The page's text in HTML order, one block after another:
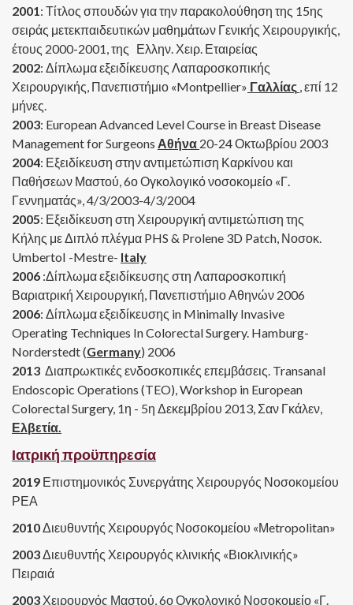
2001 : Τίτλος σπουδών για την παρακολούθηση της 15ης
σειράς μετεκπαιδευτικών μαθημάτων Γενικής Χειρουργικής,
έτους 2000-2001, της Ελλην. Χειρ. Εταιρείας
2002: Δίπλωμα εξειδίκευσης Λαπαροσκοπικής
Χειρουργικής, Πανεπιστήμιο «Montpellier» Γαλλίας , επί 12
μήνες.
2003: European Advanced Level Course in Breast Disease
Management for Surgeons Αθήνα 20-24 Οκτωβρίου 2003
2004: Εξειδίκευση στην αντιμετώπιση Καρκίνου και
Παθήσεων Μαστού, 6ο Ογκολογικό νοσοκομείο «Γ.
Γεννηματάς», 4/3/2003-4/3/2004
2005: Εξειδίκευση στη Χειρουργική αντιμετώπιση της
Κήλης με Διπλό πλέγμα PHS & Prolene 3D Patch, Νοσοκ.
UmbertoI -Mestre- Italy
2006 :Δίπλωμα εξειδίκευσης στη Λαπαροσκοπική
Βαριατρική Χειρουργική, Πανεπιστήμιο Αθηνών 2006
2006: Δίπλωμα εξειδίκευσης in Minimally Invasive
Operating Techniques In Colorectal Surgery. Hamburg-
Norderstedt (Germany) 2006
2013 Διαπρωκτικές ενδοσκοπικές επεμβάσεις. Transanal
Endoscopic Operations (TEO), Workshop in European
Colorectal Surgery, 1η - 5η Δεκεμβρίου 2013, Σαν Γκάλεν,
Ελβετία.
Ιατρική προϋπηρεσία
2019 Επιστημονικός Συνεργάτης Χειρουργός Νοσοκομείου
ΡΕΑ
2010 Διευθυντής Χειρουργός Νοσοκομείου «Μetropolitan»
2003 Διευθυντής Χειρουργός κλινικής «Βιοκλινικής»
Πειραιά
2003 Χειρουργός Μαστού, 6ο Ογκολογικό Νοσοκομείο «Γ.